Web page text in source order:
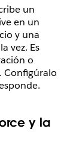
un
en un
y una
vez. Es
o
Configúralo
y la